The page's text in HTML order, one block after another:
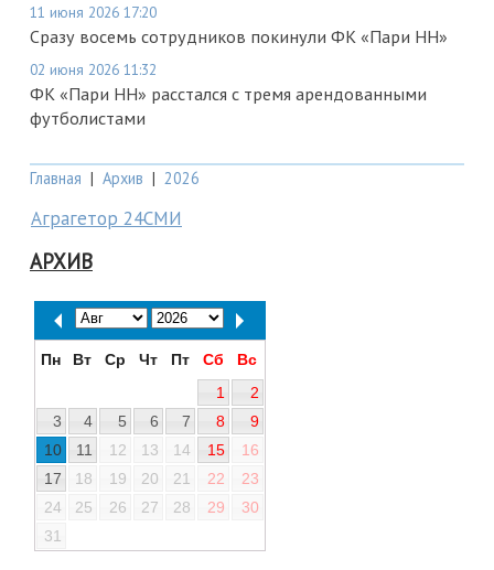
11 июня 2026 17:20
Сразу восемь сотрудников покинули ФК «Пари НН»
02 июня 2026 11:32
ФК «Пари НН» расстался с тремя арендованными
футболистами
Главная | Архив | 2026
Аграгетор 24СМИ
АРХИВ
Пн Вт Ср Чт Пт Сб
Вс
1
2
3
4 5 6 7 8
9
10
11 12 13 14 15
16
17
18 19 20 21 22
23
24
25 26 27 28 29
30
31